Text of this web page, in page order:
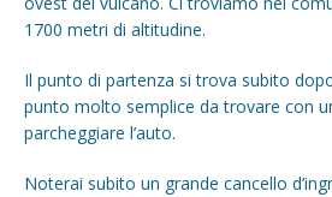
1700 metri di altitudine.
Il punto di partenza si trova subito
punto molto semplice da trovare con
parcheggiare l’auto.
Noterai subito un grande cancello